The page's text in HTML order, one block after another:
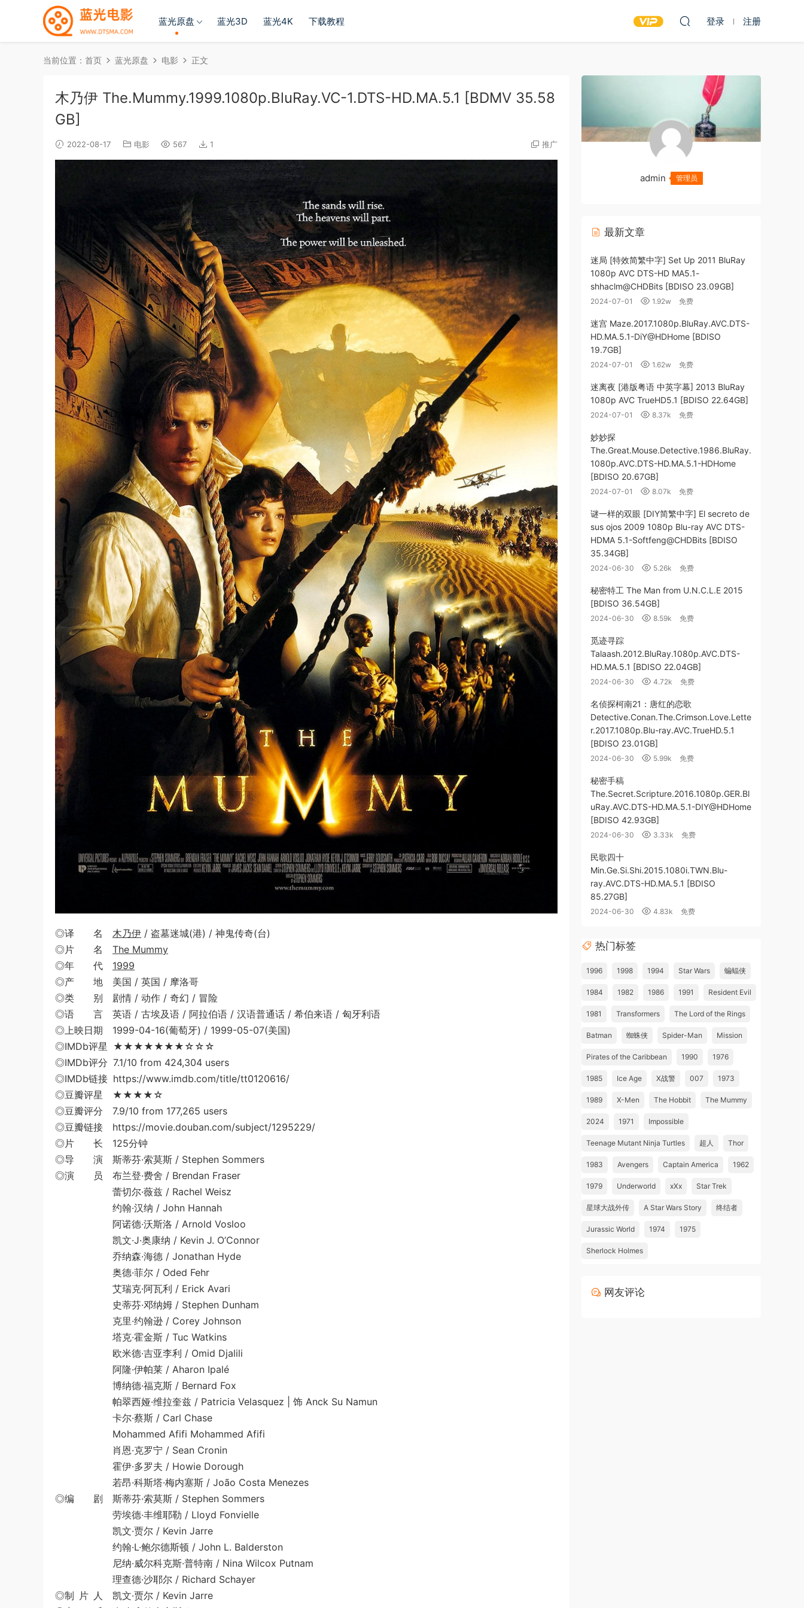
蓝光原盘 蓝光3D 蓝光4K 下载教程 登录 注册
当前位置： 首页 蓝光原盘 电影 正文
木乃伊 The.Mummy.1999.1080p.BluRay.VC-1.DTS-HD.MA.5.1 [BDMV 35.58
GB]
2022-08-17 电影 567 1 推广
◎译 名 木乃伊 / 盗墓迷城(港) / 神鬼传奇(台)
◎片 名 The Mummy
◎年 代 1999
◎产 地 美国 / 英国 / 摩洛哥
◎类 别 剧情 / 动作 / 奇幻 / 冒险
◎语 言 英语 / 古埃及语 / 阿拉伯语 / 汉语普通话 / 希伯来语 / 匈牙利语
◎上映日期 1999-04-16(葡萄牙) / 1999-05-07(美国)
◎IMDb评星 ★★★★★★★☆☆☆
◎IMDb评分 7.1/10 from 424,304 users
◎IMDb链接 https://www.imdb.com/title/tt0120616/
◎豆瓣评星 ★★★★☆
◎豆瓣评分 7.9/10 from 177,265 users
◎豆瓣链接 https://movie.douban.com/subject/1295229/
◎片 长 125分钟
◎导 演 斯蒂芬·索莫斯 / Stephen Sommers
◎演 员 布兰登·费舍 / Brendan Fraser
蕾切尔·薇兹 / Rachel Weisz
约翰·汉纳 / John Hannah
阿诺德·沃斯洛 / Arnold Vosloo
凯文·J·奥康纳 / Kevin J. O’Connor
乔纳森·海德 / Jonathan Hyde
奥德·菲尔 / Oded Fehr
艾瑞克·阿瓦利 / Erick Avari
史蒂芬·邓纳姆 / Stephen Dunham
克里·约翰逊 / Corey Johnson
塔克·霍金斯 / Tuc Watkins
欧米德·吉亚李利 / Omid Djalili
阿隆·伊帕莱 / Aharon Ipalé
博纳德·福克斯 / Bernard Fox
帕翠西娅·维拉奎兹 / Patricia Velasquez | 饰 Anck Su Namun
卡尔·蔡斯 / Carl Chase
Mohammed Afifi Mohammed Afifi
肖恩·克罗宁 / Sean Cronin
霍伊·多罗夫 / Howie Dorough
若昂·科斯塔·梅内塞斯 / João Costa Menezes
◎编 剧 斯蒂芬·索莫斯 / Stephen Sommers
劳埃德·丰维耶勒 / Lloyd Fonvielle
凯文·贾尔 / Kevin Jarre
约翰·L·鲍尔德斯顿 / John L. Balderston
尼纳·威尔科克斯·普特南 / Nina Wilcox Putnam
理查德·沙耶尔 / Richard Schayer
◎制 片 人 凯文·贾尔 / Kevin Jarre
admin 管理员
最新文章
迷局 [特效简繁中字] Set Up 2011 BluRay
1080p AVC DTS-HD MA5.1-
shhaclm@CHDBits [BDISO 23.09GB]
2024-07-01 1.92w 免费
迷宫 Maze.2017.1080p.BluRay.AVC.DTS-
HD.MA.5.1-DiY@HDHome [BDISO
19.7GB]
2024-07-01 1.62w 免费
迷离夜 [港版粤语 中英字幕] 2013 BluRay
1080p AVC TrueHD5.1 [BDISO 22.64GB]
2024-07-01 8.37k 免费
妙妙探
The.Great.Mouse.Detective.1986.BluRay.
1080p.AVC.DTS-HD.MA.5.1-HDHome
[BDISO 20.67GB]
2024-07-01 8.07k 免费
谜一样的双眼 [DIY简繁中字] El secreto de
sus ojos 2009 1080p Blu-ray AVC DTS-
HDMA 5.1-Softfeng@CHDBits [BDISO
35.34GB]
2024-06-30 5.26k 免费
秘密特工 The Man from U.N.C.L.E 2015
[BDISO 36.54GB]
2024-06-30 8.59k 免费
觅迹寻踪
Talaash.2012.BluRay.1080p.AVC.DTS-
HD.MA.5.1 [BDISO 22.04GB]
2024-06-30 4.72k 免费
名侦探柯南21：唐红的恋歌
Detective.Conan.The.Crimson.Love.Lette
r.2017.1080p.Blu-ray.AVC.TrueHD.5.1
[BDISO 23.01GB]
2024-06-30 5.99k 免费
秘密手稿
The.Secret.Scripture.2016.1080p.GER.Bl
uRay.AVC.DTS-HD.MA.5.1-DIY@HDHome
[BDISO 42.93GB]
2024-06-30 3.33k 免费
民歌四十
Min.Ge.Si.Shi.2015.1080i.TWN.Blu-
ray.AVC.DTS-HD.MA.5.1 [BDISO
85.27GB]
2024-06-30 4.83k 免费
热门标签
1996 1998 1994 Star Wars 蝙蝠侠
1984 1982 1986 1991 Resident Evil
1981 Transformers The Lord of the Rings
Batman 蜘蛛侠 Spider-Man Mission
Pirates of the Caribbean 1990 1976
1985 Ice Age X战警 007 1973
1989 X-Men The Hobbit The Mummy
2024 1971 Impossible
Teenage Mutant Ninja Turtles 超人 Thor
1983 Avengers Captain America 1962
1979 Underworld xXx Star Trek
星球大战外传 A Star Wars Story 终结者
Jurassic World 1974 1975
Sherlock Holmes
网友评论